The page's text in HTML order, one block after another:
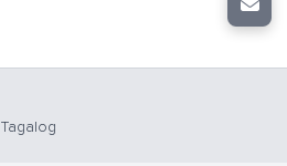
Tagalog